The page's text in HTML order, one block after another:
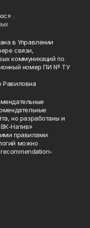
.
в Управлении
связи,
коммуникаций по
номер ПИ № ТУ
Равиловна
но разработаны и
Натив»
правилами
можно